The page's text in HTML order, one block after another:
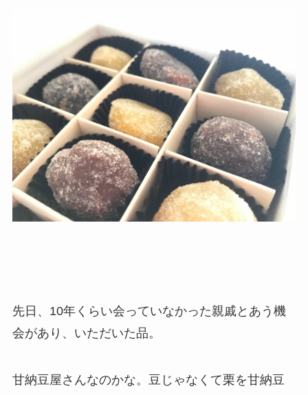
先日、10年くらい会っていなかった親戚とあう機
会があり、いただいた品。
甘納豆屋さんなのかな。豆じゃなくて栗を甘納豆